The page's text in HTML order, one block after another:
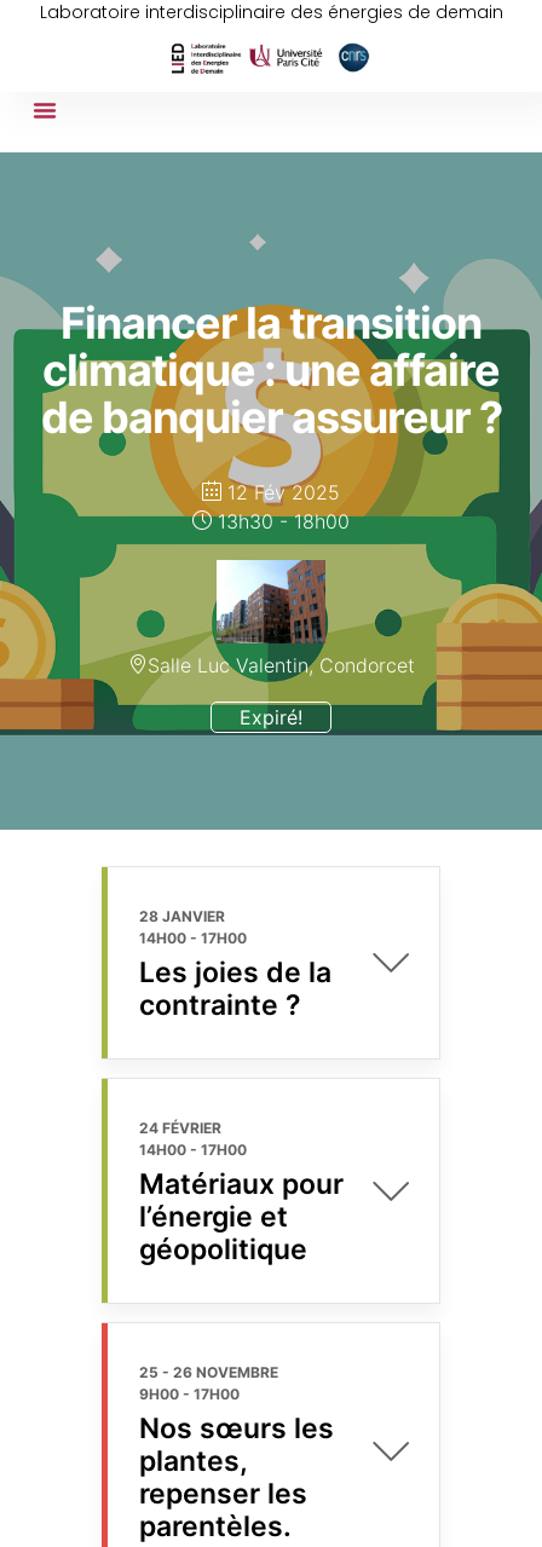
Laboratoire interdisciplinaire des énergies de demain
Financer la transition
climatique : une affaire
de banquier assureur ?
12 Fév 2025
Expiré!
13h30 - 18h00
Salle Luc Valentin, Condorcet
28 JANVIER
14H00 - 17H00
Les joies de la
contrainte ?
24 FÉVRIER
14H00 - 17H00
Matériaux pour
l’énergie et
géopolitique
25 - 26 NOVEMBRE
9H00 - 17H00
Nos sœurs les
plantes,
repenser les
parentèles.